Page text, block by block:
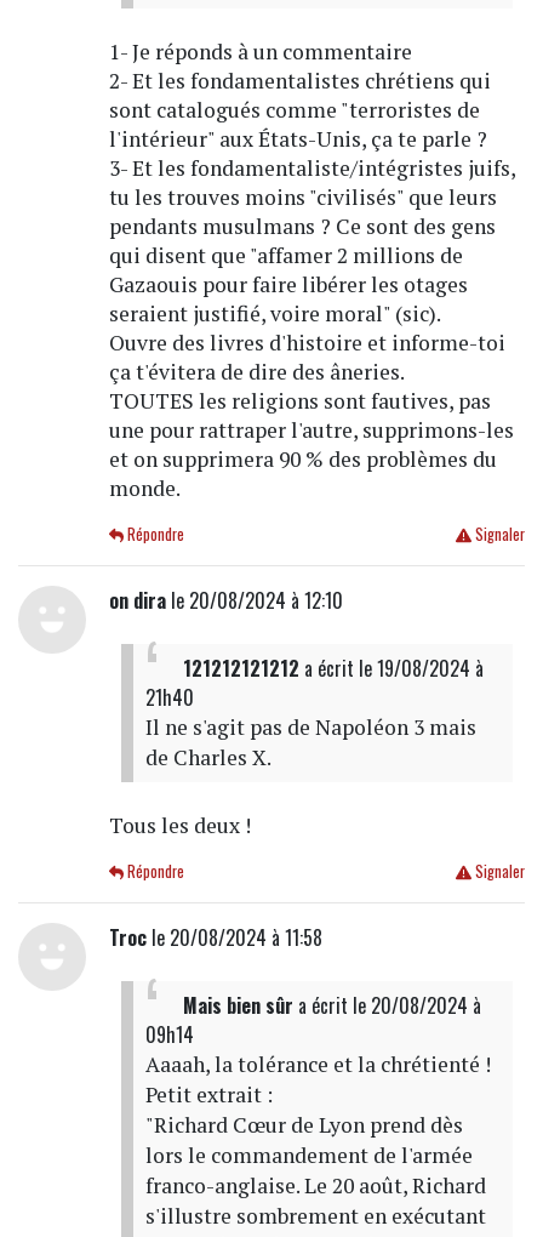
1- Je réponds à un commentaire
2- Et les fondamentalistes chrétiens qui
sont catalogués comme "terroristes de
l'intérieur" aux États-Unis, ça te parle ?
3- Et les fondamentaliste/intégristes juifs,
tu les trouves moins "civilisés" que leurs
pendants musulmans ? Ce sont des gens
qui disent que "affamer 2 millions de
Gazaouis pour faire libérer les otages
seraient justifié, voire moral" (sic).
Ouvre des livres d'histoire et informe-toi
ça t'évitera de dire des âneries.
TOUTES les religions sont fautives, pas
une pour rattraper l'autre, supprimons-les
et on supprimera 90 % des problèmes du
monde.
Signaler
Répondre
on dirale 20/08/2024 à 12:10
121212121212 a écrit le 19/08/2024 à
21h40
Il ne s'agit pas de Napoléon 3 mais
de Charles X.
Tous les deux !
Signaler
Répondre
Trocle 20/08/2024 à 11:58
Mais bien sûr a écrit le 20/08/2024 à
09h14
Aaaah, la tolérance et la chrétienté !
Petit extrait :
"Richard Cœur de Lyon prend dès
lors le commandement de l'armée
franco-anglaise. Le 20 août, Richard
s'illustre sombrement en exécutant